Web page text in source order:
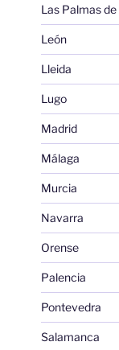
Las Palmas
León
Lleida
Lugo
Madrid
Málaga
Murcia
Navarra
Orense
Palencia
Pontevedra
Salamanca